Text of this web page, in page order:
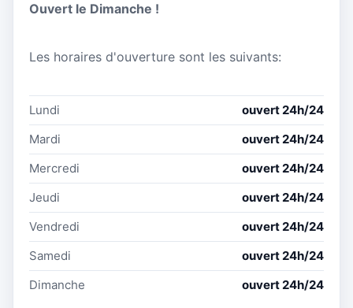
Ouvert le Dimanche !
Les horaires d'ouverture sont les suivants:
Lundi
ouvert 24h/24
Mardi
ouvert 24h/24
Mercredi
ouvert 24h/24
Jeudi
ouvert 24h/24
Vendredi
ouvert 24h/24
Samedi
ouvert 24h/24
Dimanche
ouvert 24h/24